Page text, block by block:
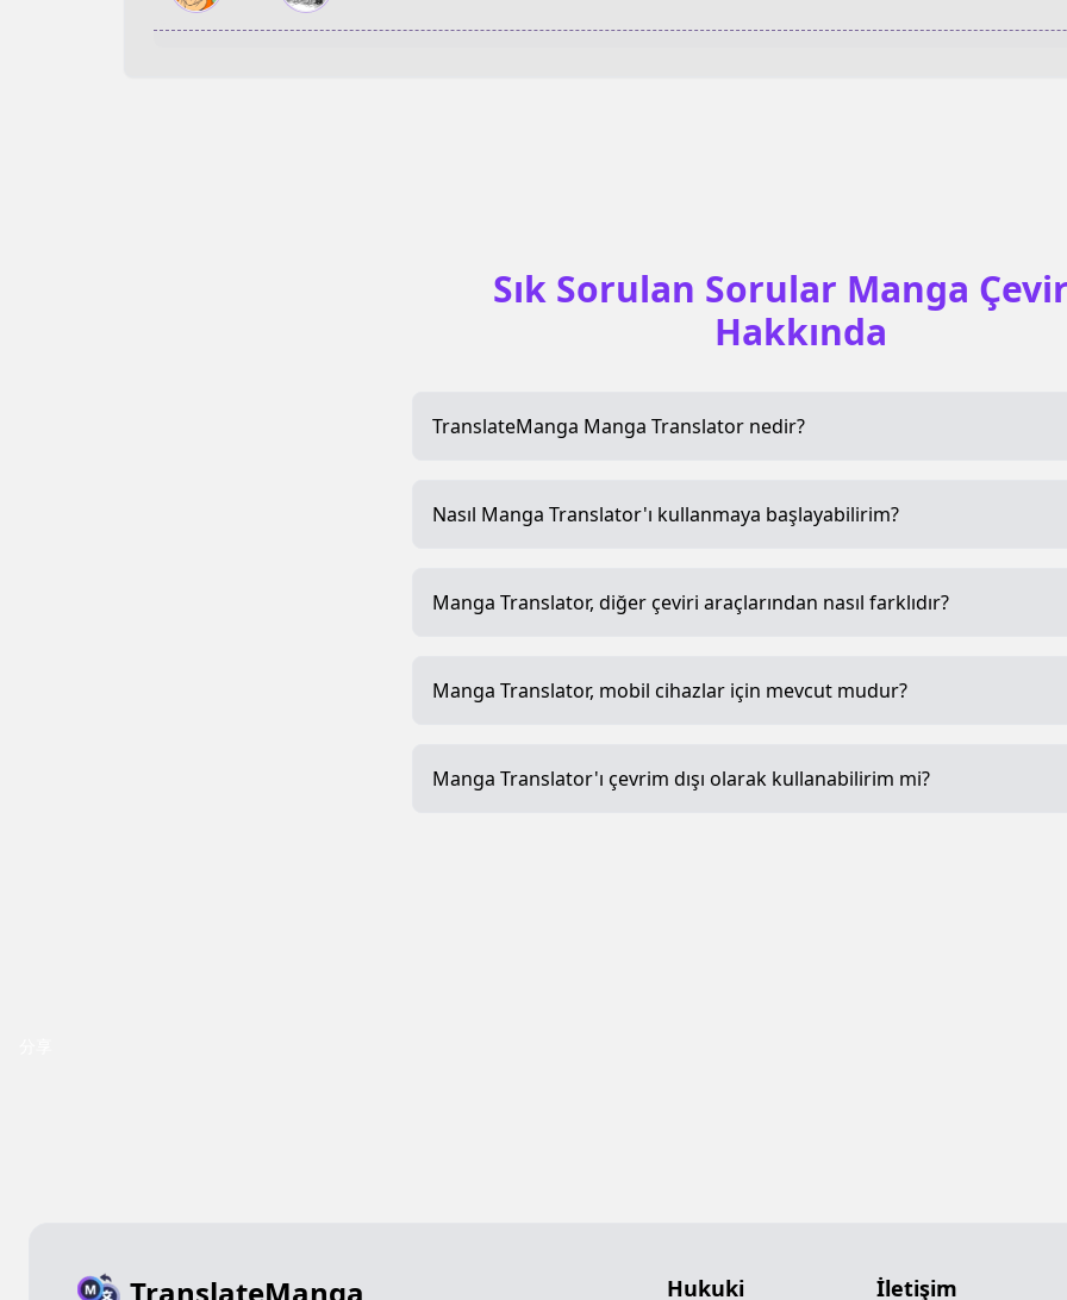
Sık Sorulan Sorular Manga
Hakkında
TranslateManga Manga Translator nedir?
Nasıl Manga Translator'ı kullanmaya başlayabilirim?
Manga Translator, diğer çeviri araçlarından nasıl farklıdır?
Manga Translator, mobil cihazlar için mevcut mudur?
Manga Translator'ı çevrim dışı olarak kullanabilirim mi?
Hukuki İletişim